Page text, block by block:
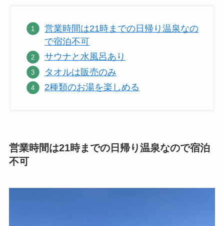
営業時間は21時までの日帰り温泉なの
で宿泊不可
サウナと水風呂あり
タオルは販売のみ
2種類のお湯を楽しめる
営業時間は21時までの日帰り温泉なので宿泊
不可